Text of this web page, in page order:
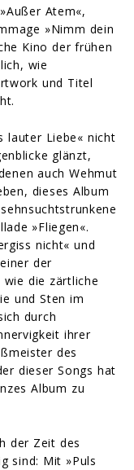
Atem«,
»Nimm dein
Kino der frühen
wie
und Titel
lauter Liebe« nicht
glänzt,
auch Wehmut
dieses Album
»Fliegen«.
nicht« und
der
wie die zärtliche
und Sten im
durch
ihrer
des
dieser Songs hat
Album zu
der Zeit des
sind: Mit »Puls